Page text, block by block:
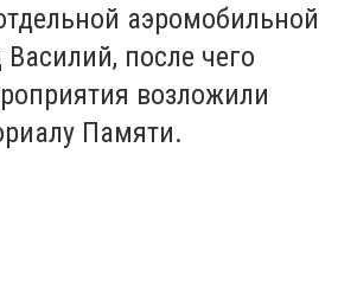
аэромобильной
после чего
возложили
Памяти.